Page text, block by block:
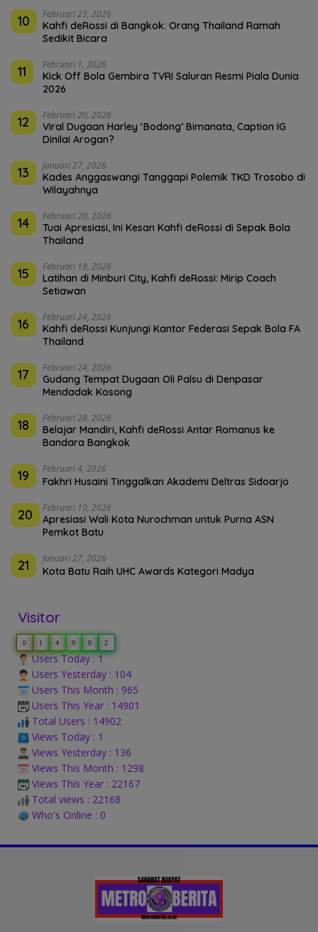
10 Februari 23, 2026
Kahfi deRossi di Bangkok: Orang Thailand Ramah
Sedikit Bicara
11 Februari 1, 2026
Kick Off Bola Gembira TVRI Saluran Resmi Piala Dunia
2026
12 Februari 20, 2026
Viral Dugaan Harley ‘Bodong’ Bimanata, Caption IG
Dinilai Arogan?
13 Januari 27, 2026
Kades Anggaswangi Tanggapi Polemik TKD Trosobo di
Wilayahnya
14 Februari 20, 2026
Tuai Apresiasi, Ini Kesan Kahfi deRossi di Sepak Bola
Thailand
15 Februari 19, 2026
Latihan di Minburi City, Kahfi deRossi: Mirip Coach
Setiawan
16 Februari 24, 2026
Kahfi deRossi Kunjungi Kantor Federasi Sepak Bola FA
Thailand
17 Februari 24, 2026
Gudang Tempat Dugaan Oli Palsu di Denpasar
Mendadak Kosong
18 Februari 28, 2026
Belajar Mandiri, Kahfi deRossi Antar Romanus ke
Bandara Bangkok
19 Februari 4, 2026
Fakhri Husaini Tinggalkan Akademi Deltras Sidoarjo
20 Februari 10, 2026
Apresiasi Wali Kota Nurochman untuk Purna ASN
Pemkot Batu
21 Januari 27, 2026
Kota Batu Raih UHC Awards Kategori Madya
Visitor
0 1 4 9 0 2
Users Today : 1
Users Yesterday : 104
Users This Month : 965
Users This Year : 14901
Total Users : 14902
Views Today : 1
Views Yesterday : 136
Views This Month : 1298
Views This Year : 22167
Total views : 22168
Who's Online : 0